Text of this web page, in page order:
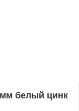
белый цинк